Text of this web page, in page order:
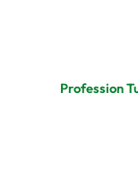
Profession